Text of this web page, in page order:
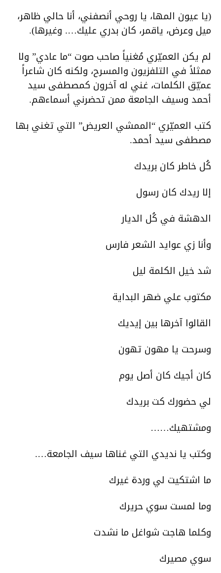
(يا عيون المها، يا روحي أنصفني، أنا حالي ظاهر،
ميل وعرض، ياقمر، كان بدري عليك…. وغيرها).
لم يكن العميّري مُغنياً صاحب صوت “ما عادي” ولا
ممثلاً في التلفزيون والمسرح، ولكنه كان شاعراً
عميّق الكلمات، غني له آخرون كمصطفى سيد
أحمد وسيف الجامعة ممن تحضرني أسماءهم.
كتب العميّري “الممشي العريض” التي تغني بها
مصطفى سيد أحمد.
كُل خاطر كان بريدك
إلا ريدك كان رسول
الدهشة في كُل الديار
وأنا زي عوايد الشعر فارس
شد خيل الكلمة ليل
مكتوب علي ضهر البداية
القالوا آخرها بين إيديك
وسرحت يا مهون تهون
كان أجيك كان أصل يوم
لي حضورك كت بريدك
ومشتهيك……
وكتب يا نديدي التي غناها سيف الجامعة….
ما اشتكيت لي وردة غيرك
وما لمست سوي حريرك
وكلما هاجت شواغل ما نشدت
سوي مصيرك